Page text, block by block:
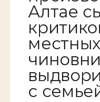
Алтае
местных
с